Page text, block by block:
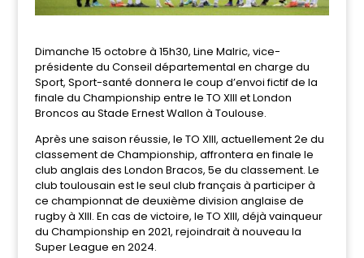
Dimanche 15 octobre à 15h30, Line Malric, vice-
présidente du Conseil départemental en charge du
Sport, Sport-santé donnera le coup d’envoi fictif de la
finale du Championship entre le TO XIII et London
Broncos au Stade Ernest Wallon à Toulouse.
Après une saison réussie, le TO XIII, actuellement 2e du
classement de Championship, affrontera en finale le
club anglais des London Bracos, 5e du classement. Le
club toulousain est le seul club français à participer à
ce championnat de deuxième division anglaise de
rugby à XIII. En cas de victoire, le TO XIII, déjà vainqueur
du Championship en 2021, rejoindrait à nouveau la
Super League en 2024.